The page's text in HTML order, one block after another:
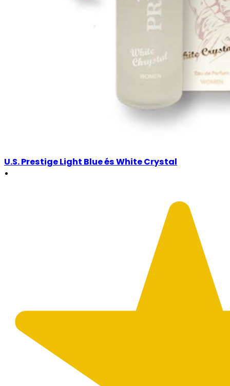
U.S. Prestige Light Blue és White Crystal
•